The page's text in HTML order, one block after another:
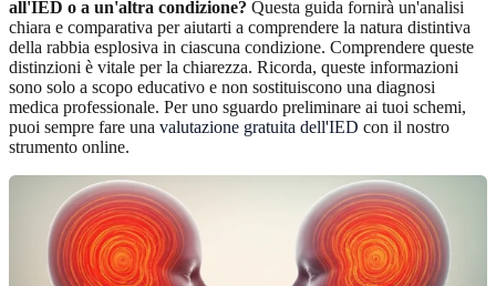
all'IED o a un'altra condizione? Questa guida fornirà un'analisi
chiara e comparativa per aiutarti a comprendere la natura distintiva
della rabbia esplosiva in ciascuna condizione. Comprendere queste
distinzioni è vitale per la chiarezza. Ricorda, queste informazioni
sono solo a scopo educativo e non sostituiscono una diagnosi
medica professionale. Per uno sguardo preliminare ai tuoi schemi,
puoi sempre fare una valutazione gratuita dell'IED con il nostro
strumento online.